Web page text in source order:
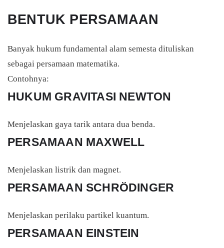
BENTUK PERSAMAAN
Banyak hukum fundamental alam semesta dituliskan
sebagai persamaan matematika.
Contohnya:
HUKUM GRAVITASI NEWTON
Menjelaskan gaya tarik antara dua benda.
PERSAMAAN MAXWELL
Menjelaskan listrik dan magnet.
PERSAMAAN SCHRÖDINGER
Menjelaskan perilaku partikel kuantum.
PERSAMAAN EINSTEIN